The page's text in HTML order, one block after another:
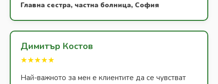
Главна сестра, частна болница, София
Димитър Костов
★★★★★
Най-важното за мен е клиентите да се чувстват